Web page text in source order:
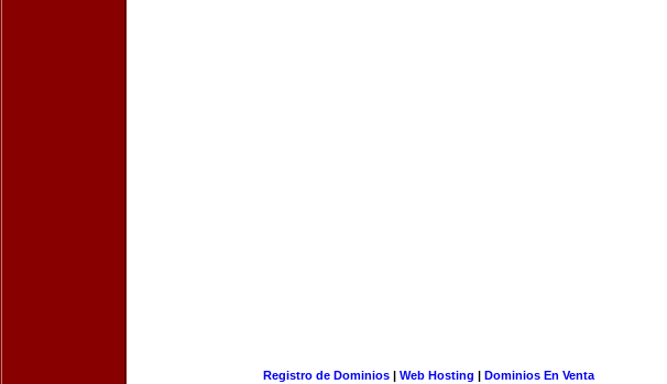
Registro de Dominios| Web Hosting | Dominios En Venta